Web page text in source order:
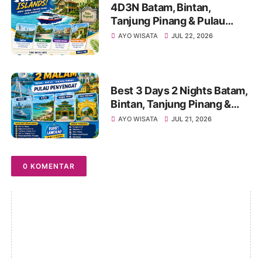
4D3N Batam, Bintan,
Tanjung Pinang & Pulau
Penyengat Tour | Call/WA
AYO WISATA JUL 22, 2026
Best 3 Days 2 Nights Batam,
Bintan, Tanjung Pinang &
Penyengat Island Tour
AYO WISATA JUL 21, 2026
0 KOMENTAR